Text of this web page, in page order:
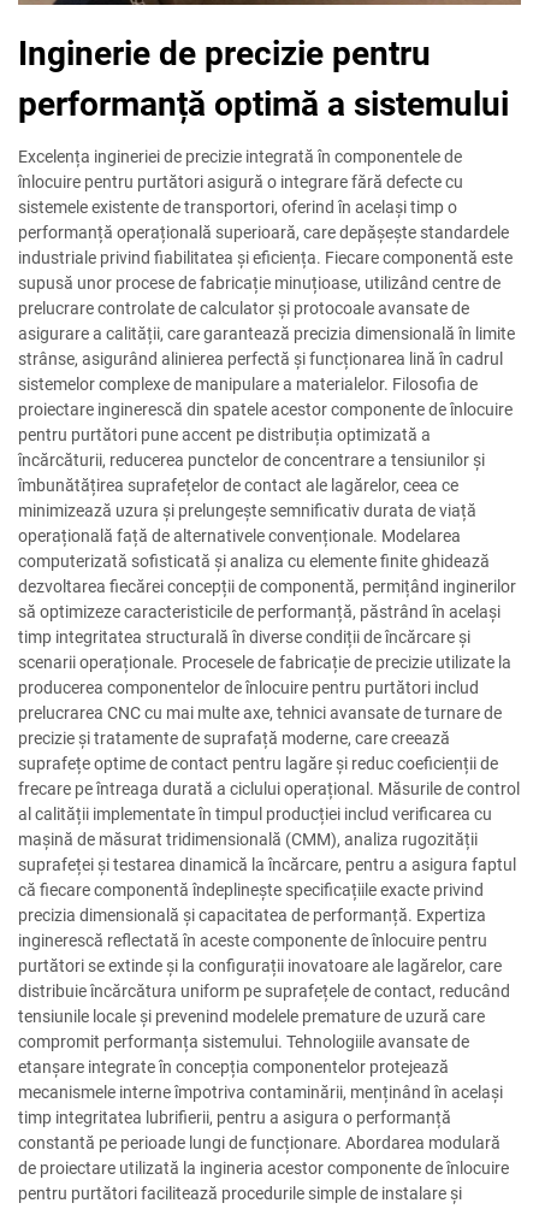
Inginerie de precizie pentru
performanță optimă a sistemului
Excelența ingineriei de precizie integrată în componentele de
înlocuire pentru purtători asigură o integrare fără defecte cu
sistemele existente de transportori, oferind în același timp o
performanță operațională superioară, care depășește standardele
industriale privind fiabilitatea și eficiența. Fiecare componentă este
supusă unor procese de fabricație minuțioase, utilizând centre de
prelucrare controlate de calculator și protocoale avansate de
asigurare a calității, care garantează precizia dimensională în limite
strânse, asigurând alinierea perfectă și funcționarea lină în cadrul
sistemelor complexe de manipulare a materialelor. Filosofia de
proiectare inginerescă din spatele acestor componente de înlocuire
pentru purtători pune accent pe distribuția optimizată a
încărcăturii, reducerea punctelor de concentrare a tensiunilor și
îmbunătățirea suprafețelor de contact ale lagărelor, ceea ce
minimizează uzura și prelungește semnificativ durata de viață
operațională față de alternativele convenționale. Modelarea
computerizată sofisticată și analiza cu elemente finite ghidează
dezvoltarea fiecărei concepții de componentă, permițând inginerilor
să optimizeze caracteristicile de performanță, păstrând în același
timp integritatea structurală în diverse condiții de încărcare și
scenarii operaționale. Procesele de fabricație de precizie utilizate la
producerea componentelor de înlocuire pentru purtători includ
prelucrarea CNC cu mai multe axe, tehnici avansate de turnare de
precizie și tratamente de suprafață moderne, care creează
suprafețe optime de contact pentru lagăre și reduc coeficienții de
frecare pe întreaga durată a ciclului operațional. Măsurile de control
al calității implementate în timpul producției includ verificarea cu
mașină de măsurat tridimensională (CMM), analiza rugozității
suprafeței și testarea dinamică la încărcare, pentru a asigura faptul
că fiecare componentă îndeplinește specificațiile exacte privind
precizia dimensională și capacitatea de performanță. Expertiza
inginerescă reflectată în aceste componente de înlocuire pentru
purtători se extinde și la configurații inovatoare ale lagărelor, care
distribuie încărcătura uniform pe suprafețele de contact, reducând
tensiunile locale și prevenind modelele premature de uzură care
compromit performanța sistemului. Tehnologiile avansate de
etanșare integrate în concepția componentelor protejează
mecanismele interne împotriva contaminării, menținând în același
timp integritatea lubrifierii, pentru a asigura o performanță
constantă pe perioade lungi de funcționare. Abordarea modulară
de proiectare utilizată la ingineria acestor componente de înlocuire
pentru purtători facilitează procedurile simple de instalare și